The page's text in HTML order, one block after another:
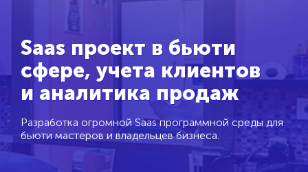
Saas проект в бьюти
сфере, учета клиентов
и аналитика продаж
Разработка огромной Saas программной среды для
бьюти мастеров и владельцев бизнеса.